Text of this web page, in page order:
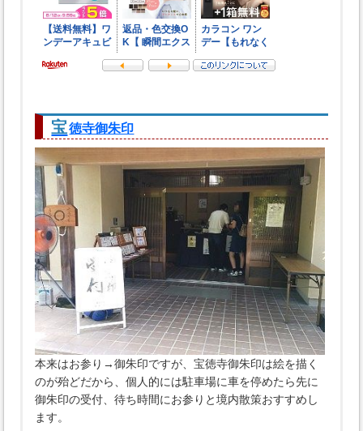
宝 徳寺御朱印
本来はお参り→御朱印ですが、宝徳寺御朱印は絵を描く
のが殆どだから、個人的には駐車場に車を停めたら先に
御朱印の受付、待ち時間にお参りと境内散策おすすめし
ます。